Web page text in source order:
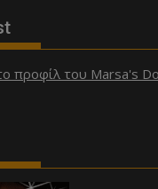
προφίλ του Marsa's